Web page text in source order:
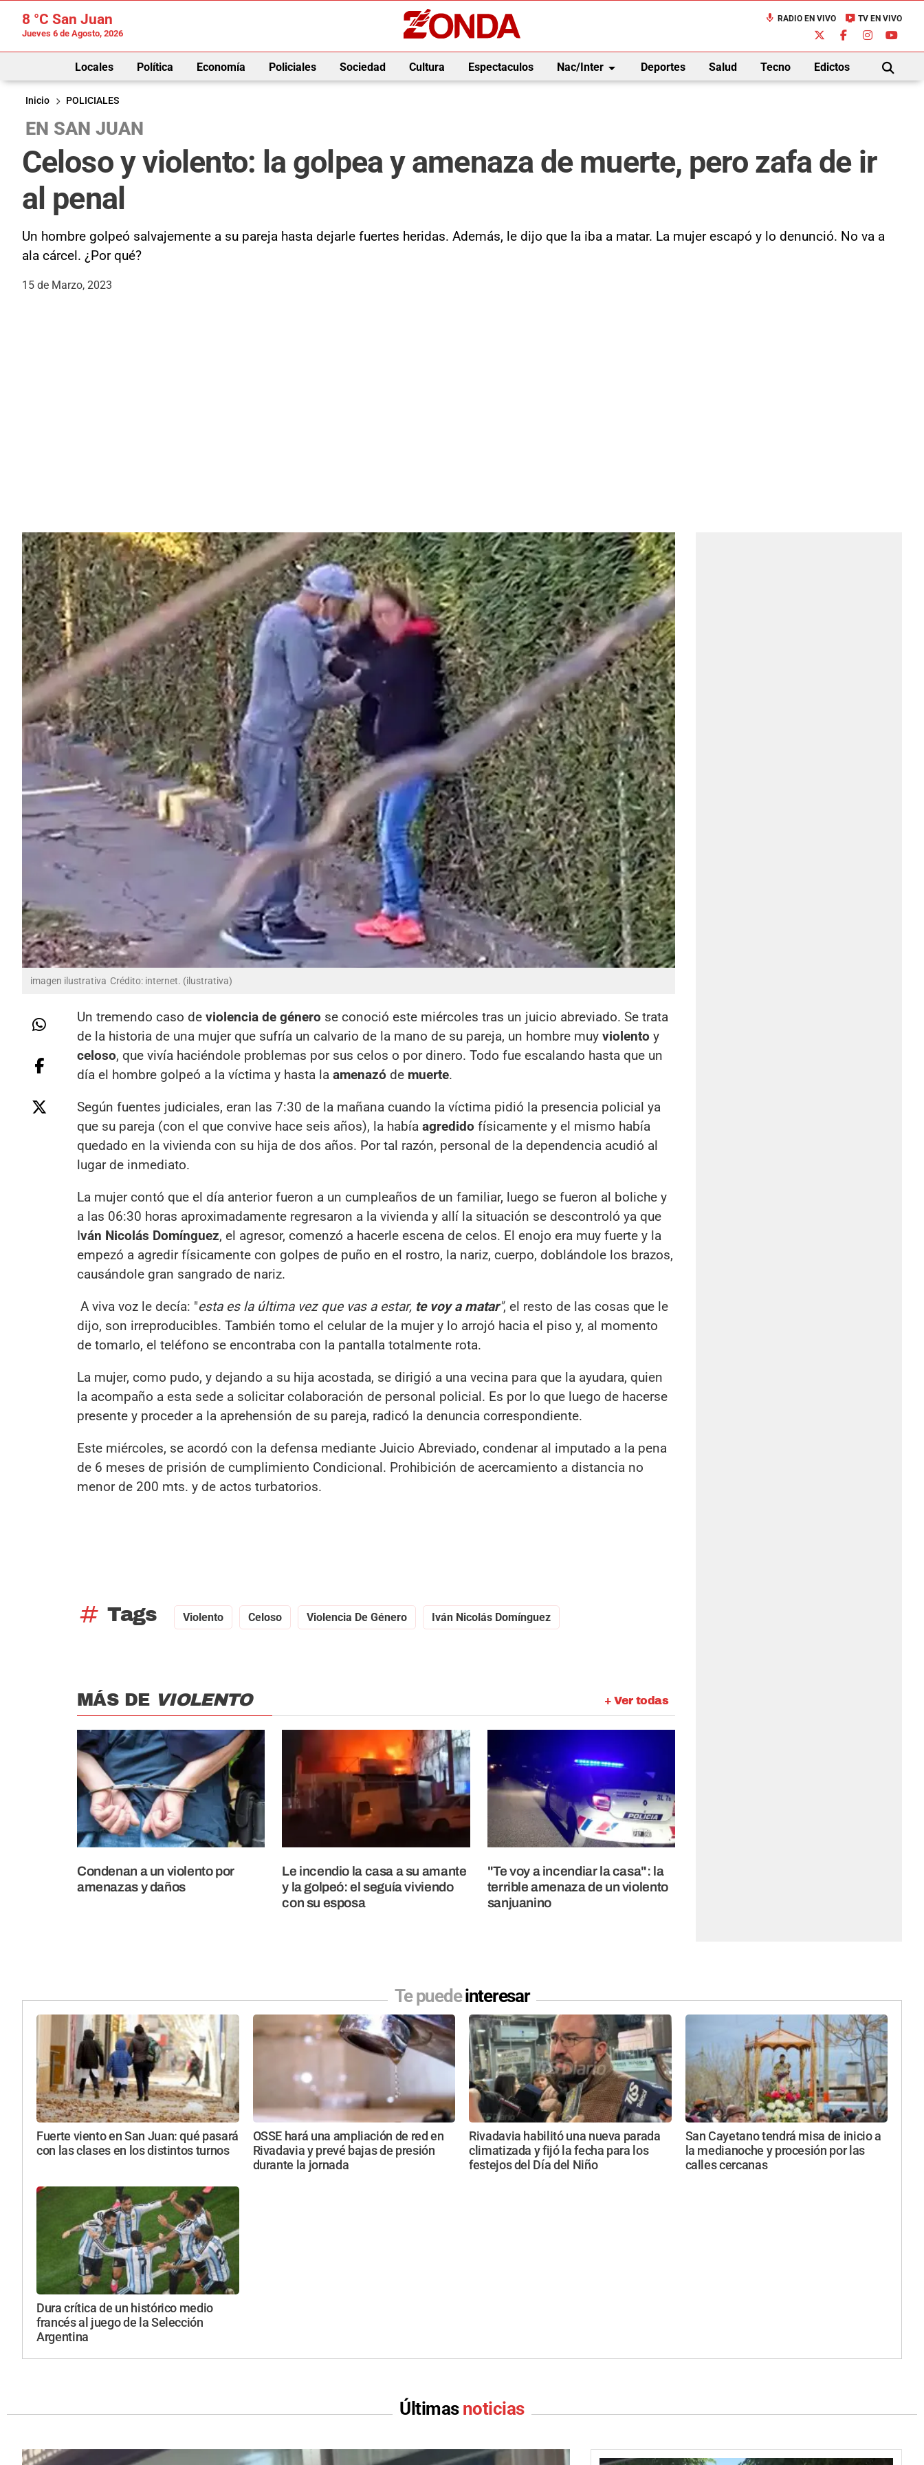
8 °C San Juan
Jueves 6 de Agosto, 2026
mic RADIO EN VIVO live_tv TV EN VIVO
Locales Política Economía Policiales Sociedad Cultura Espectaculos Nac/Interarrow_drop_down Deportes Salud Tecno Edictos
BUSCAR
Inicio
POLICIALES
EN SAN JUAN
Celoso y violento: la golpea y amenaza de muerte, pero zafa de ir
al penal
Un hombre golpeó salvajemente a su pareja hasta dejarle fuertes heridas. Además, le dijo que la iba a matar. La mujer escapó y lo denunció. No va a
ala cárcel. ¿Por qué?
15 de Marzo, 2023
imagen ilustrativa Crédito: internet. (ilustrativa)
Un tremendo caso de violencia de género se conoció este miércoles tras un juicio abreviado. Se trata
de la historia de una mujer que sufría un calvario de la mano de su pareja, un hombre muy violento y
celoso, que vivía haciéndole problemas por sus celos o por dinero. Todo fue escalando hasta que un
día el hombre golpeó a la víctima y hasta la amenazó de muerte.
Según fuentes judiciales, eran las 7:30 de la mañana cuando la víctima pidió la presencia policial ya
que su pareja (con el que convive hace seis años), la había agredido físicamente y el mismo había
quedado en la vivienda con su hija de dos años. Por tal razón, personal de la dependencia acudió al
lugar de inmediato.
La mujer contó que el día anterior fueron a un cumpleaños de un familiar, luego se fueron al boliche y
a las 06:30 horas aproximadamente regresaron a la vivienda y allí la situación se descontroló ya que
Iván Nicolás Domínguez, el agresor, comenzó a hacerle escena de celos. El enojo era muy fuerte y la
empezó a agredir físicamente con golpes de puño en el rostro, la nariz, cuerpo, doblándole los brazos,
causándole gran sangrado de nariz.
A viva voz le decía: "esta es la última vez que vas a estar, te voy a matar", el resto de las cosas que le
dijo, son irreproducibles. También tomo el celular de la mujer y lo arrojó hacia el piso y, al momento
de tomarlo, el teléfono se encontraba con la pantalla totalmente rota.
La mujer, como pudo, y dejando a su hija acostada, se dirigió a una vecina para que la ayudara, quien
la acompaño a esta sede a solicitar colaboración de personal policial. Es por lo que luego de hacerse
presente y proceder a la aprehensión de su pareja, radicó la denuncia correspondiente.
Este miércoles, se acordó con la defensa mediante Juicio Abreviado, condenar al imputado a la pena
de 6 meses de prisión de cumplimiento Condicional. Prohibición de acercamiento a distancia no
menor de 200 mts. y de actos turbatorios.
tag Tags Violento Celoso Violencia De Género Iván Nicolás Domínguez
+ Ver todas
MÁS DE VIOLENTO
Condenan a un violento por
amenazas y daños
Le incendio la casa a su amante
y la golpeó: el seguía viviendo
con su esposa
"Te voy a incendiar la casa": la
terrible amenaza de un violento
sanjuanino
Te puedeinteresar
Fuerte viento en San Juan: qué pasará
con las clases en los distintos turnos
OSSE hará una ampliación de red en
Rivadavia y prevé bajas de presión
durante la jornada
Rivadavia habilitó una nueva parada
climatizada y fijó la fecha para los
festejos del Día del Niño
San Cayetano tendrá misa de inicio a
la medianoche y procesión por las
calles cercanas
Dura crítica de un histórico medio
francés al juego de la Selección
Argentina
Últimas noticias